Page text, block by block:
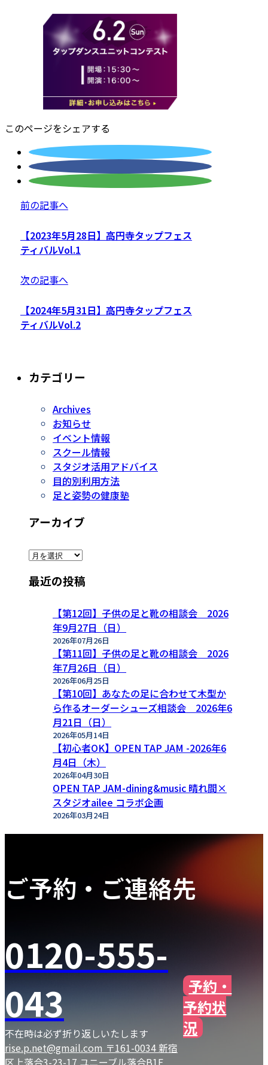
このページをシェアする
前の記事へ
【2023年5月28日】高円寺タップフェス
ティバルVol.1
次の記事へ
【2024年5月31日】高円寺タップフェス
ティバルVol.2
カテゴリー
Archives
お知らせ
イベント情報
スクール情報
スタジオ活用アドバイス
目的別利用方法
足と姿勢の健康塾
アーカイブ
ア
カ
最近の投稿
【第12回】子供の足と靴の相談会 2026
年9月27日（日）
2026年07月26日
【第11回】子供の足と靴の相談会 2026
年7月26日（日）
2026年06月25日
【第10回】あなたの足に合わせて木型か
ら作るオーダーシューズ相談会 2026年6
月21日（日）
2026年05月14日
【初心者OK】OPEN TAP JAM -2026年6
月4日（木）
2026年04月30日
OPEN TAP JAM-dining&music 晴れ間×
スタジオailee コラボ企画
2026年03月24日
ご予約・ご連絡先
0120-555-
043
不在時は必ず折り返しいたします
rise.p.net@gmail.com 〒161-0034 新宿
予約・
予約状
況